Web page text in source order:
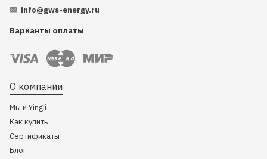
info@gws-energy.ru
Варианты оплаты
О компании
Мы и Yingli
Как купить
Сертификаты
Блог